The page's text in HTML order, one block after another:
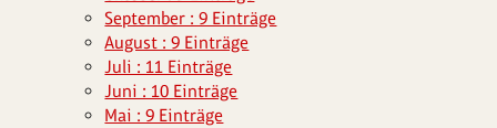
September : 9 Einträge
August : 9 Einträge
Juli : 11 Einträge
Juni : 10 Einträge
Mai : 9 Einträge